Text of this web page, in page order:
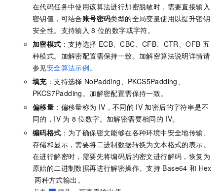
在代码任务中使用该算法进行加密脱敏时，需要直接输入
密钥值，可结合账号密码类型的全局变量使用以提升密钥
安全性。支持输入 8 位的数字或字符。
加密模式 ：支持选择 ECB、CBC、CFB、CTR、OFB 五
种模式。加解密配置需保持一致。加解密算法说明详情请
参见安全算法示例。
填充：支持选择 NoPadding、PKCS5Padding、
PKCS7Padding。加解密配置需保持一致。
偏移量 ：偏移量称为 IV，不同的 IV 加密后的字符串是不
同的，IV 为 8 位数字。加解密需要相同的 IV。
编码格式 ：为了确保密文能够在各种环境中安全地传输、
存储和显示，需要将二进制数据转换为文本格式的表示。
在进行解密时，需要先将编码后的密文进行解码，恢复为
原始的二进制数据再进行解密操作。支持 Base64 和 Hex
两种方式输出。